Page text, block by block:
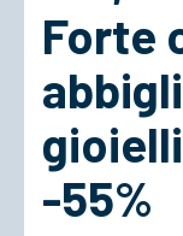
ACCEDI
Forte
-55%